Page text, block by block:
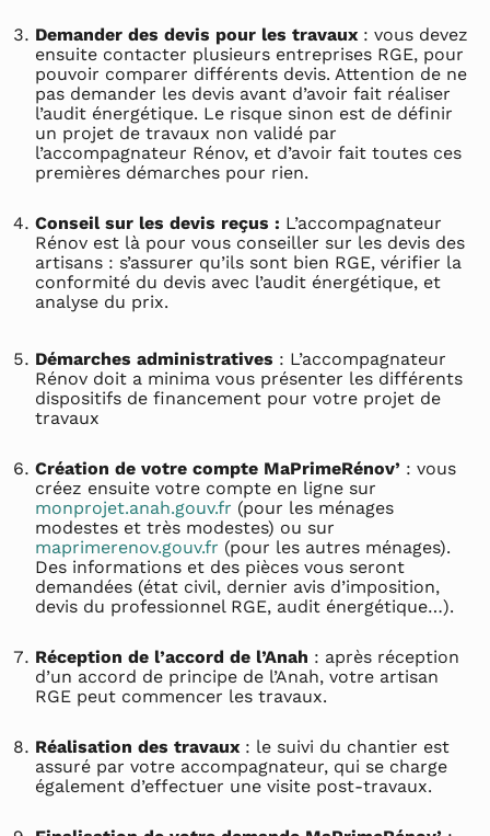
Demander des devis pour les travaux : vous devez
ensuite contacter plusieurs entreprises RGE, pour
pouvoir comparer différents devis. Attention de ne
pas demander les devis avant d’avoir fait réaliser
l’audit énergétique. Le risque sinon est de définir
un projet de travaux non validé par
l’accompagnateur Rénov, et d’avoir fait toutes ces
premières démarches pour rien.
Conseil sur les devis reçus : L’accompagnateur
Rénov est là pour vous conseiller sur les devis des
artisans : s’assurer qu’ils sont bien RGE, vérifier la
conformité du devis avec l’audit énergétique, et
analyse du prix.
Démarches administratives : L’accompagnateur
Rénov doit a minima vous présenter les différents
dispositifs de financement pour votre projet de
travaux
Création de votre compte MaPrimeRénov’ : vous
créez ensuite votre compte en ligne sur
monprojet.anah.gouv.fr (pour les ménages
modestes et très modestes) ou sur
maprimerenov.gouv.fr (pour les autres ménages).
Des informations et des pièces vous seront
demandées (état civil, dernier avis d’imposition,
devis du professionnel RGE, audit énergétique…).
Réception de l’accord de l’Anah : après réception
d’un accord de principe de l’Anah, votre artisan
RGE peut commencer les travaux.
Réalisation des travaux : le suivi du chantier est
assuré par votre accompagnateur, qui se charge
également d’effectuer une visite post-travaux.